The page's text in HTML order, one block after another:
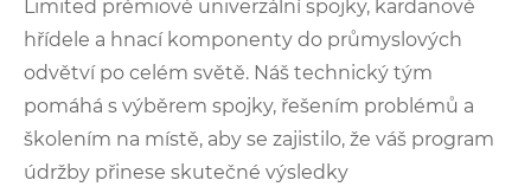
Limited prémiové univerzální spojky, kardanové
hřídele a hnací komponenty do průmyslových
odvětví po celém světě. Náš technický tým
pomáhá s výběrem spojky, řešením problémů a
školením na místě, aby se zajistilo, že váš program
údržby přinese skutečné výsledky